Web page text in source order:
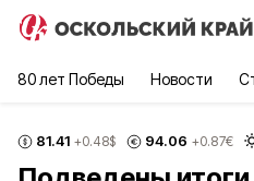
80 лет Победы Новости
81.41 +0.48$ 94.06 +0.87€